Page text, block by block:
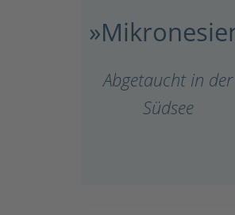
Abgetaucht in der
Südsee